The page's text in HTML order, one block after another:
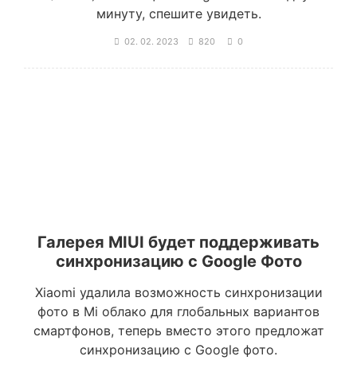
минуту, спешите увидеть.
02. 02. 2023 820 0
Галерея MIUI будет поддерживать
синхронизацию с Google Фото
Xiaomi удалила возможность синхронизации
фото в Mi облако для глобальных вариантов
смартфонов, теперь вместо этого предложат
синхронизацию с Google фото.